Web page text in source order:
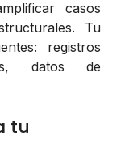
casos
Tu
registros
datos de
tu